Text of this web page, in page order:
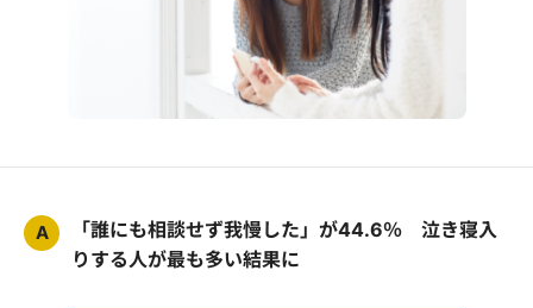
A
「誰にも相談せず我慢した」が44.6％ 泣き寝入
りする人が最も多い結果に